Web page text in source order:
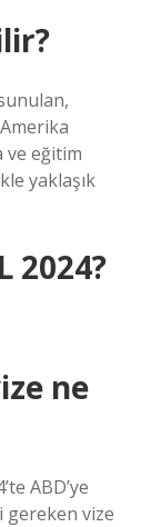
ve eğitim
yaklaşık
2024?
ne
ABD’ye
gereken vize